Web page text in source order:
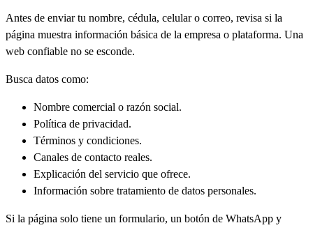
Antes de enviar tu nombre, cédula, celular o correo, revisa si la
página muestra información básica de la empresa o plataforma. Una
web confiable no se esconde.
Busca datos como:
Nombre comercial o razón social.
Política de privacidad.
Términos y condiciones.
Canales de contacto reales.
Explicación del servicio que ofrece.
Información sobre tratamiento de datos personales.
Si la página solo tiene un formulario, un botón de WhatsApp y